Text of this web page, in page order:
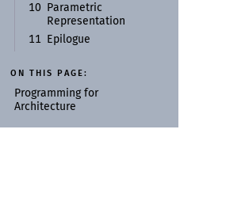
10
Parametric
Representation
11
Epilogue
ON THIS PAGE:
Programming for
Architecture